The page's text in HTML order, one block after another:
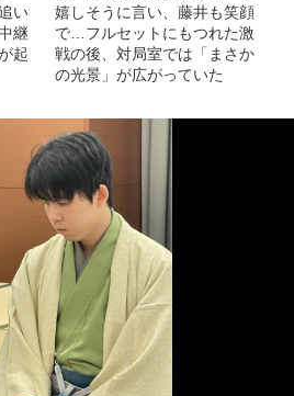
い
継
起
嬉しそうに言い、藤井も笑顔
で…フルセットにもつれた激
戦の後、対局室では「まさか
の光景」が広がっていた